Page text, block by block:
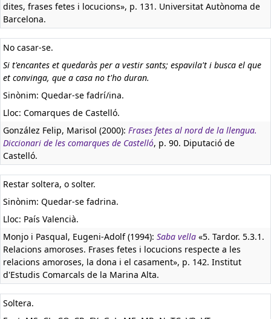
dites, frases fetes i locucions», p. 131. Universitat Autònoma de
Barcelona.
No casar-se.
Si t'encantes et quedaràs per a vestir sants; espavila't i busca el que
et convinga, que a casa no t'ho duran.
Sinònim: Quedar-se fadrí/ina.
Lloc: Comarques de Castelló.
González Felip, Marisol (2000): Frases fetes al nord de la llengua.
Diccionari de les comarques de Castelló, p. 90. Diputació de
Castelló.
Restar soltera, o solter.
Sinònim: Quedar-se fadrina.
Lloc: País Valencià.
Monjo i Pasqual, Eugeni-Adolf (1994): Saba vella «5. Tardor. 5.3.1.
Relacions amoroses. Frases fetes i locucions respecte a les
relacions amoroses, la dona i el casament», p. 142. Institut
d'Estudis Comarcals de la Marina Alta.
Soltera.